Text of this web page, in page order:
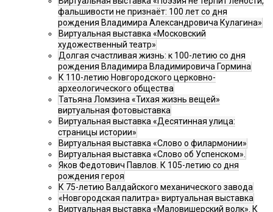
фальшивости не признаёт: 100 лет со дня
рождения Владимира Александровича Кулагина»
Виртуальная выставка «Московский
художественный театр»
Долгая счастливая жизнь: к 100-летию со дня
рождения Владимира Владимировича Гормина
К 110-летию Новгородского церковно-
археологического общества
Татьяна Ломзина «Тихая жизнь вещей»
виртуальная фотовыставка
Виртуальная выставка «Десятинная улица:
страницы истории»
Виртуальная выставка «Слово о филармонии»
Виртуальная выставка «Слово об Успенском».
Яков Федотович Павлов. К 105-летию со дня
рождения героя
К 75-летию Валдайского механического завода
«Новгородская палитра» виртуальная выставка
Виртуальная выставка «Маловишерский волк». К